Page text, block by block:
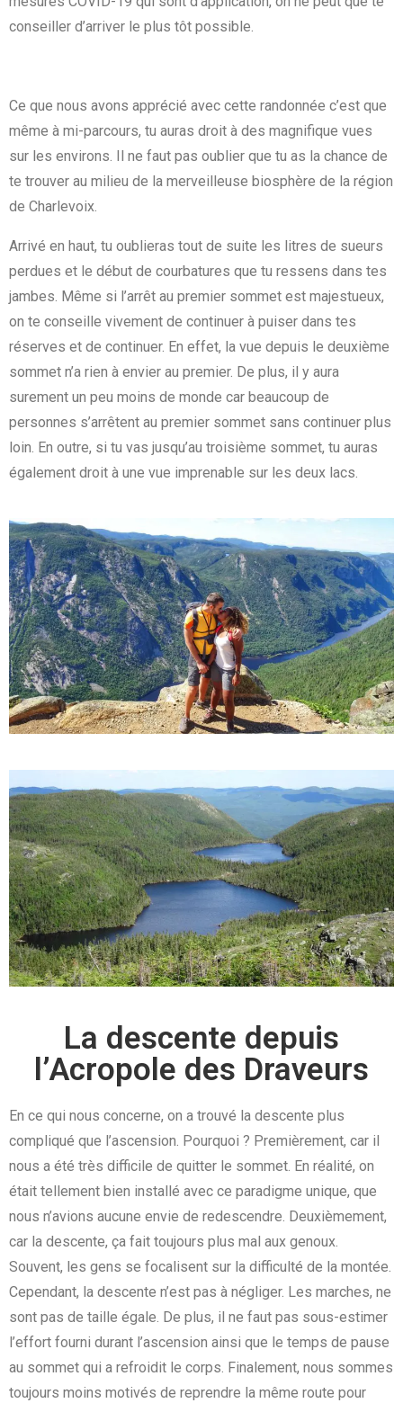
conseiller d’arriver le plus tôt possible.
Ce que nous avons apprécié avec cette randonnée c’est que
même à mi-parcours, tu auras droit à des magnifique vues
sur les environs. Il ne faut pas oublier que tu as la chance de
te trouver au milieu de la merveilleuse biosphère de la région
de Charlevoix.
Arrivé en haut, tu oublieras tout de suite les litres de sueurs
perdues et le début de courbatures que tu ressens dans tes
jambes. Même si l’arrêt au premier sommet est majestueux,
on te conseille vivement de continuer à puiser dans tes
réserves et de continuer. En effet, la vue depuis le deuxième
sommet n’a rien à envier au premier. De plus, il y aura
surement un peu moins de monde car beaucoup de
personnes s’arrêtent au premier sommet sans continuer plus
loin. En outre, si tu vas jusqu’au troisième sommet, tu auras
également droit à une vue imprenable sur les deux lacs.
La descente depuis
l’Acropole des Draveurs
En ce qui nous concerne, on a trouvé la descente plus
compliqué que l’ascension. Pourquoi ? Premièrement, car il
nous a été très difficile de quitter le sommet. En réalité, on
était tellement bien installé avec ce paradigme unique, que
nous n’avions aucune envie de redescendre. Deuxièmement,
car la descente, ça fait toujours plus mal aux genoux.
Souvent, les gens se focalisent sur la difficulté de la montée.
Cependant, la descente n’est pas à négliger. Les marches, ne
sont pas de taille égale. De plus, il ne faut pas sous-estimer
l’effort fourni durant l’ascension ainsi que le temps de pause
au sommet qui a refroidit le corps. Finalement, nous sommes
toujours moins motivés de reprendre la même route pour